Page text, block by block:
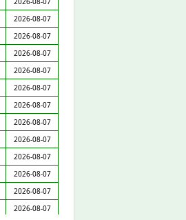
2026-08-07
2026-08-07
2026-08-07
2026-08-07
2026-08-07
2026-08-07
2026-08-07
2026-08-07
2026-08-07
2026-08-07
2026-08-07
2026-08-07